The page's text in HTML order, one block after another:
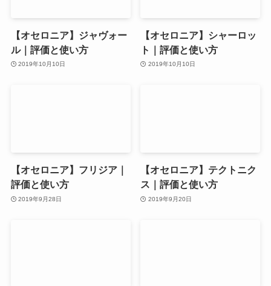
【オセロニア】ジャヴォー
ル｜評価と使い方
2019年10月10日
【オセロニア】シャーロッ
ト｜評価と使い方
2019年10月10日
【オセロニア】フリジア｜
評価と使い方
2019年9月28日
【オセロニア】テクトニク
ス｜評価と使い方
2019年9月20日